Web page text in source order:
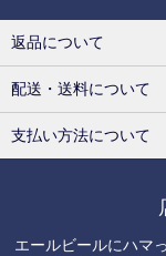
返品について
配送・送料について
支払い方法について
エールビールにハマ